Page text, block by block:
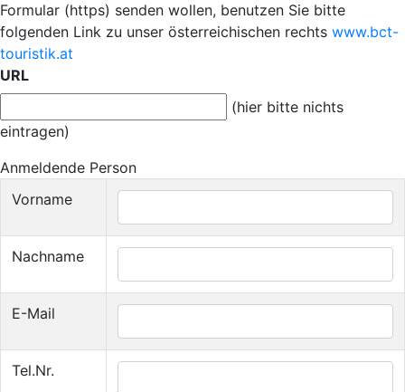
Formular (https) senden wollen, benutzen Sie bitte
folgenden Link zu unser österreichischen rechts www.bct-
touristik.at
URL
(hier bitte nichts
eintragen)
Anmeldende Person
Vorname
Nachname
E-Mail
Tel.Nr.